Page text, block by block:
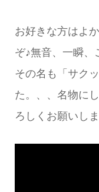
お好きな方はよ
ぞ♪無音、一瞬、
その名も「サク
た。、、名物に
ろしくお願いし